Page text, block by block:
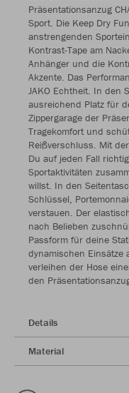
Präsentationsanzug
Sport. Die Keep Dry
anstrengenden
Kontrast-Tape am
Anhänger und die
Akzente. Das
JAKO Echtheit. In den
ausreichend Platz für
Zippergarage der
Tragekomfort und
Reißverschluss. Mit
Du auf jeden Fall
Sportaktivitäten
willst. In den
Schlüssel,
verstauen. Der
nach Belieben
Passform für deine
dynamischen Einsätze
verleihen der Hose
den
Details
Material